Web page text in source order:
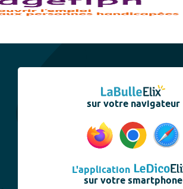
sur votre navigateur
L'application
sur votre smartphone